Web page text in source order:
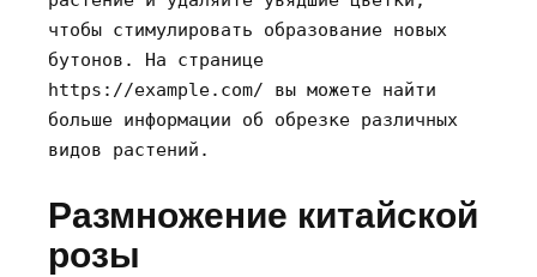
чтобы стимулировать образование новых
бутонов. На странице
https://example.com/ вы можете найти
больше информации об обрезке различных
видов растений.
Размножение китайской
розы